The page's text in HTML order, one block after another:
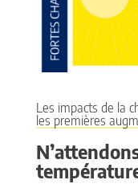
Les impacts de la
les premières